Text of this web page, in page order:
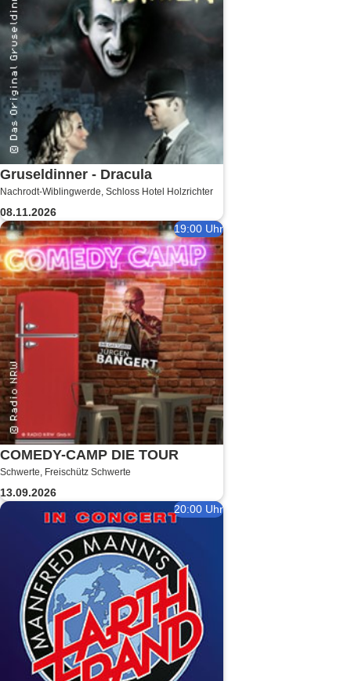
Gruseldinner - Dracula
Nachrodt-Wiblingwerde, Schloss Hotel Holzrichter
08.11.2026
19:00 Uhr
COMEDY-CAMP DIE TOUR
Schwerte, Freischütz Schwerte
13.09.2026
20:00 Uhr